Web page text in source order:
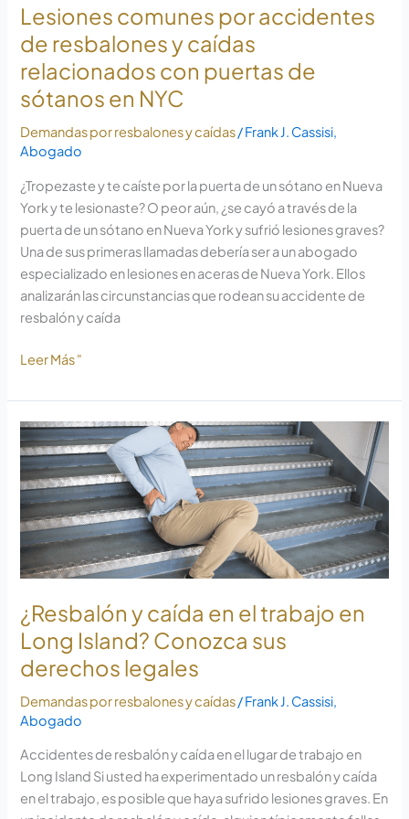
Lesiones comunes por accidentes
de resbalones y caídas
relacionados con puertas de
sótanos en NYC
Demandas por resbalones y caídas/Frank J. Cassisi,
Abogado
¿Tropezaste y te caíste por la puerta de un sótano en Nueva
York y te lesionaste? O peor aún, ¿se cayó a través de la
puerta de un sótano en Nueva York y sufrió lesiones graves?
Una de sus primeras llamadas debería ser a un abogado
especializado en lesiones en aceras de Nueva York. Ellos
analizarán las circunstancias que rodean su accidente de
resbalón y caída
sótanos
de
aceras
en
NYC
Leer Más "
¿Resbalón y caída en el trabajo en
Long Island? Conozca sus
derechos legales
Demandas por resbalones y caídas/Frank J. Cassisi,
Abogado
Accidentes de resbalón y caída en el lugar de trabajo en
Long Island Si usted ha experimentado un resbalón y caída
en el trabajo, es posible que haya sufrido lesiones graves. En
Resbalón
y
caída
en
el
trabajo
Island?
Conozca
sus
derechos